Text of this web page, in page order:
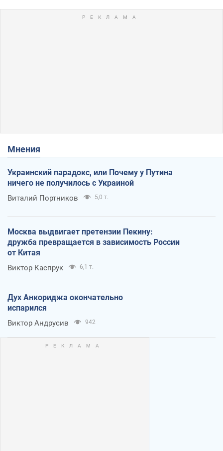
Мнения
Украинский парадокс, или Почему у Путина
ничего не получилось с Украиной
Виталий Портников 5,0 т.
Москва выдвигает претензии Пекину:
дружба превращается в зависимость России
от Китая
Виктор Каспрук 6,1 т.
Дух Анкориджа окончательно
испарился
Виктор Андрусив 942